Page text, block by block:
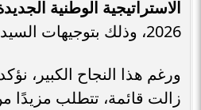
الاستراتيجية الوطنية
2026، وذلك بتوجيهات السيد الرئيس.
ورغم هذا النجاح الكبير،
زالت قائمة، تتطلب مزيدًا